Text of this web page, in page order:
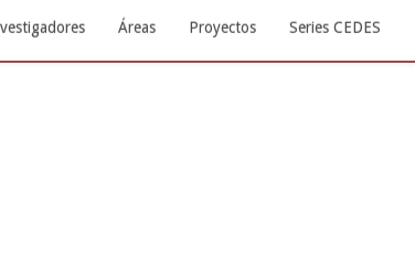
Áreas Proyectos Series CEDES